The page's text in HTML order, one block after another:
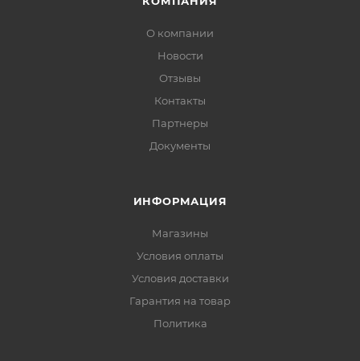
О компании
Новости
Отзывы
Контакты
Партнеры
Документы
ИНФОРМАЦИЯ
Магазины
Условия оплаты
Условия доставки
Гарантия на товар
Политика